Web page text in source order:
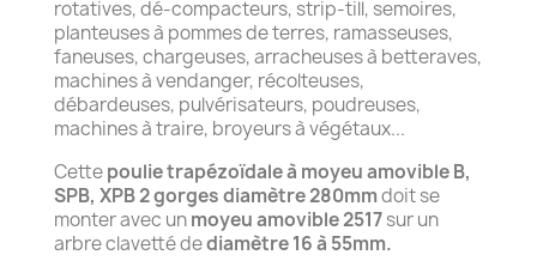
rotatives, dé-compacteurs, strip-till, semoires,
planteuses à pommes de terres, ramasseuses,
faneuses, chargeuses, arracheuses à betteraves,
machines à vendanger, récolteuses,
débardeuses, pulvérisateurs, poudreuses,
machines à traire, broyeurs à végétaux...
Cettepoulie trapézoïdale à moyeu amovible B,
SPB, XPB 2 gorges diamètre 280mmdoit se
monter avec unmoyeu amovible 2517sur un
arbre clavetté dediamètre 16 à 55mm.